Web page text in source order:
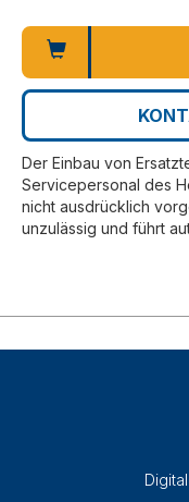
Der Einbau von
Servicepersonal des
nicht ausdrücklich
unzulässig und führt